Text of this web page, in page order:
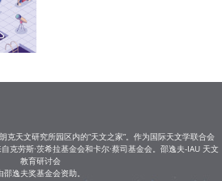
克天文研究所园区内的“天文之家”。作为国际天文学联合会
克劳斯·茨希拉基金会和卡尔·蔡司基金会。邵逸夫-IAU 天文
教育研讨会
邵逸夫奖基金会资助。